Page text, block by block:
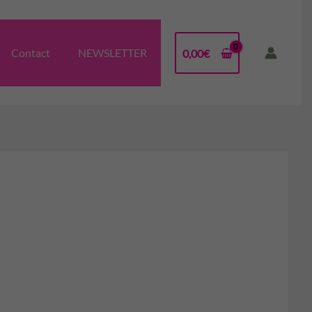
Contact NEWSLETTER 0,00€